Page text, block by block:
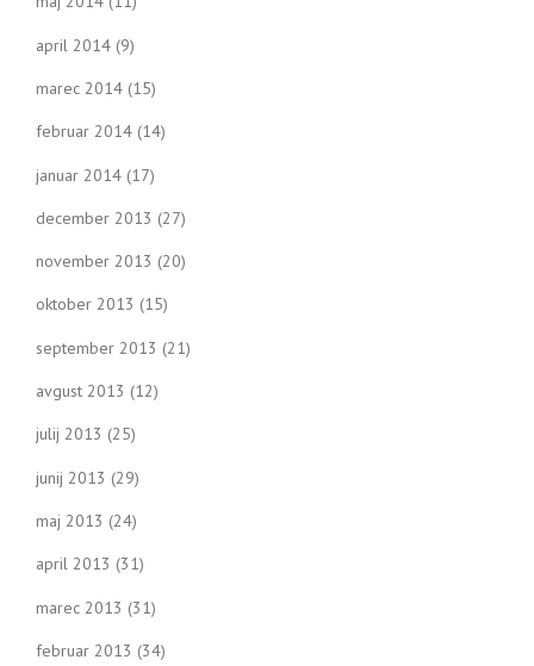
april 2014 (9)
marec 2014 (15)
februar 2014 (14)
januar 2014 (17)
december 2013 (27)
november 2013 (20)
oktober 2013 (15)
september 2013 (21)
avgust 2013 (12)
julij 2013 (25)
junij 2013 (29)
maj 2013 (24)
april 2013 (31)
marec 2013 (31)
februar 2013 (34)